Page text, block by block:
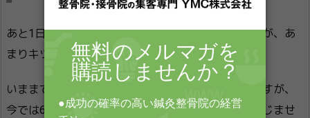
あと1日1万歩を始めてからスタンディングでの作業が、あ
まりキツくなくなっている自分がいます。
いままでは20分も立っていると結構きつかったのですが、
今では60分以上を立っていても、そこまでキツく感じませ